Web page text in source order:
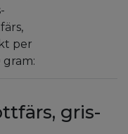
per
gram:
gris-